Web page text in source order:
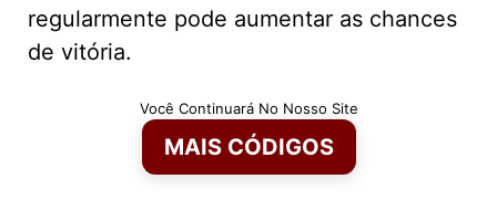
regularmente pode aumentar as chances
de vitória.
Você Continuará No Nosso Site
MAIS CÓDIGOS